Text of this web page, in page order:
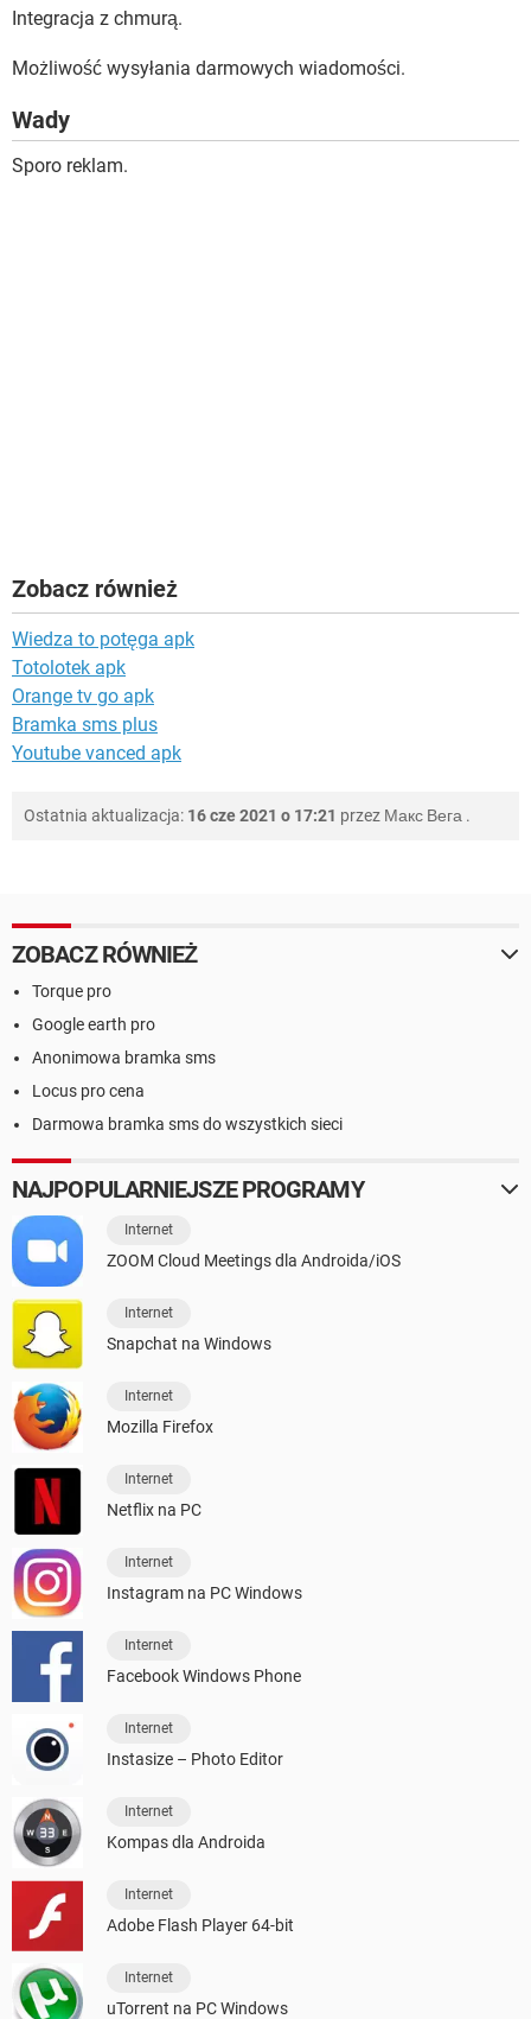
Integracja z chmurą.
Możliwość wysyłania darmowych wiadomości.
Wady
Sporo reklam.
Zobacz również
Wiedza to potęga apk
Totolotek apk
Orange tv go apk
Bramka sms plus
Youtube vanced apk
Ostatnia aktualizacja: 16 cze 2021 o 17:21 przez Макс Вега .
ZOBACZ RÓWNIEŻ
Torque pro
Google earth pro
Anonimowa bramka sms
Locus pro cena
Darmowa bramka sms do wszystkich sieci
NAJPOPULARNIEJSZE PROGRAMY
Internet
ZOOM Cloud Meetings dla Androida/iOS
Internet
Snapchat na Windows
Internet
Mozilla Firefox
Internet
Netflix na PC
Internet
Instagram na PC Windows
Internet
Facebook Windows Phone
Internet
Instasize – Photo Editor
Internet
Kompas dla Androida
Internet
Adobe Flash Player 64-bit
Internet
uTorrent na PC Windows